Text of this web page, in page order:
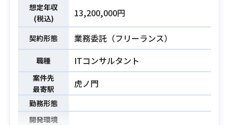
必須スキル
n,C#など）でバックエンドの開発経
験がある方
想定年収
(税込)
13,200,000円
契約形態 業務委託（フリーランス）
職種 ITコンサルタント
案件先
最寄駅
虎ノ門
勤務形態
開発環境